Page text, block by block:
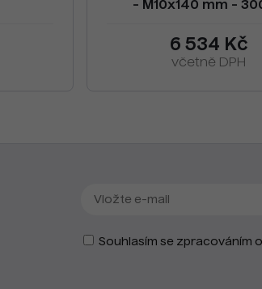
- M10x140 mm -
6 534 Kč
včetně DPH
Souhlasím se zpracováním